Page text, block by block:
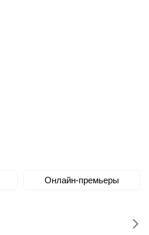
Онлайн-премьеры